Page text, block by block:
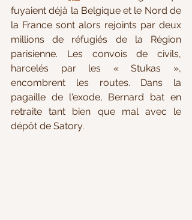
fuyaient déjà la Belgique et le Nord de
la France sont alors rejoints par deux
millions de réfugiés de la Région
parisienne. Les convois de civils,
harcelés par les « Stukas »,
encombrent les routes. Dans la
pagaille de l'exode, Bernard bat en
retraite tant bien que mal avec le
dépôt de Satory.